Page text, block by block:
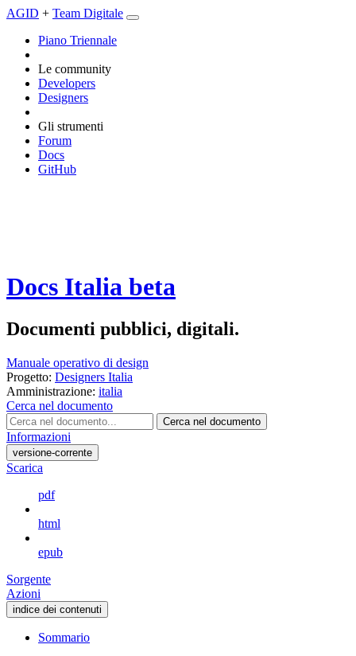
AGID + Team Digitale
Piano Triennale
Le community
Developers
Designers
Gli strumenti
Forum
Docs
GitHub
Docs Italia beta
Documenti pubblici, digitali.
Manuale operativo di design
Progetto: Designers Italia
Amministrazione: italia
Cerca nel documento
Cerca nel documento
Informazioni
versione-corrente
Scarica
pdf
html
epub
Sorgente
Azioni
indice dei contenuti
Sommario